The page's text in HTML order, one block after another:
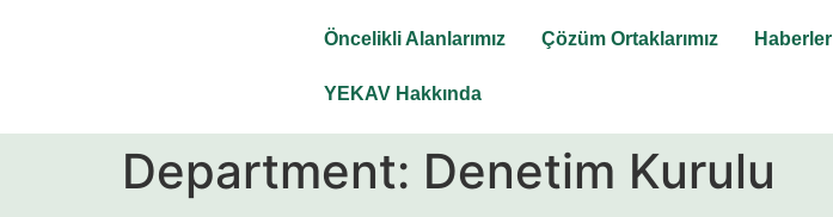
Öncelikli Alanlarımız Çözüm Ortaklarımız Haberler
YEKAV Hakkında
Department: Denetim Kurulu